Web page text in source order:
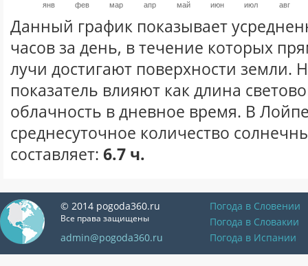
янв фев мар апр май июн июл авг
Данный график показывает
часов за день, в течение которых
лучи достигают поверхности земли.
показатель влияют как длина
облачность в дневное время. В
среднесуточное количество
составляет: 6.7 ч.
© 2014 pogoda360.ru
Все права защищены
admin@pogoda360.ru
Погода в Словении
Погода в Словакии
Погода в Испании